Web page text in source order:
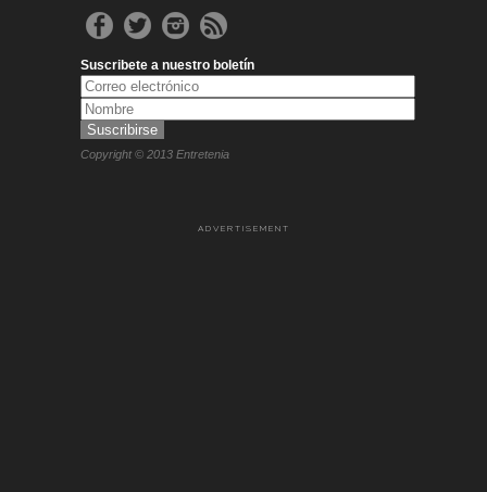
Suscribete a nuestro boletín
Copyright © 2013 Entretenia
ADVERTISEMENT